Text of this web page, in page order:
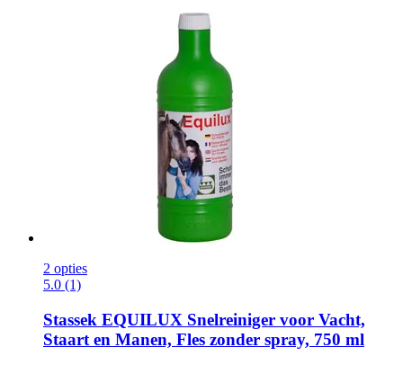
2 opties
5.0 (1)
Stassek EQUILUX Snelreiniger voor Vacht,
Staart en Manen, Fles zonder spray, 750 ml